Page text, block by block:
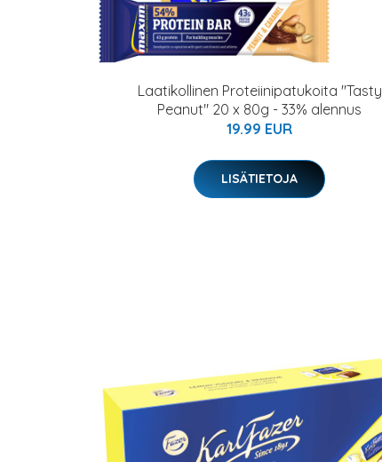
Laatikollinen Proteiinipatukoita "Tasty
Peanut" 20 x 80g - 33% alennus
19.99 EUR
LISÄTIETOJA